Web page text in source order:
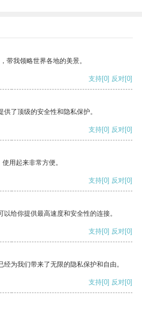
带我领略世界各地的美景。
支持[0] 反对[0]
了顶级的安全性和隐私保护。
支持[0] 反对[0]
用起来非常方便。
支持[0] 反对[0]
给你提供最高速度和安全性的连接。
支持[0] 反对[0]
为我们带来了无限的隐私保护和自由。
支持[0] 反对[0]